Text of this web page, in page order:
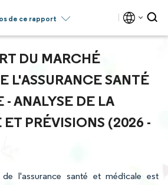
de ce rapport
DU MARCHÉ
L'ASSURANCE SANTÉ
ANALYSE DE LA
PRÉVISIONS (2026 -
l'assurance santé et médicale est